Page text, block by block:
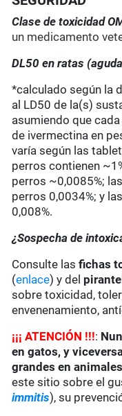
Clase de toxicidad
un medicamento
DL50 en ratas
*calculado según la
al LD50 de la(s)
asumiendo que
de ivermectina en
varía según las
perros contienen
perros ~0,0085%;
perros 0,0034%; y
0,008%.
¿Sospecha de
Consulte lasfichas
(enlace) y del pirantel
sobre toxicidad,
envenenamiento,
¡¡¡ATENCIÓN !!!:
en gatos, y
grandes en
este sitio sobre el
immitis), su